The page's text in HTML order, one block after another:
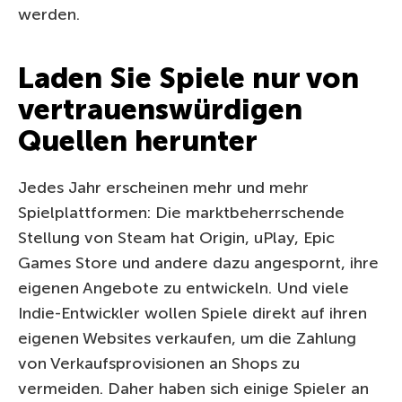
werden.
Laden Sie Spiele nur von
vertrauenswürdigen
Quellen herunter
Jedes Jahr erscheinen mehr und mehr
Spielplattformen: Die marktbeherrschende
Stellung von Steam hat Origin, uPlay, Epic
Games Store und andere dazu angespornt, ihre
eigenen Angebote zu entwickeln. Und viele
Indie-Entwickler wollen Spiele direkt auf ihren
eigenen Websites verkaufen, um die Zahlung
von Verkaufsprovisionen an Shops zu
vermeiden. Daher haben sich einige Spieler an